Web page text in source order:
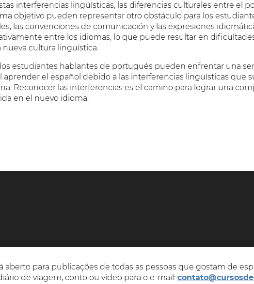
interferencias lingüísticas, las diferencias culturales entre el
objetivo pueden representar otro obstáculo para los
las convenciones de comunicación y las expresiones
entre los idiomas, lo que puede resultar en
nueva cultura lingüística.
estudiantes hablantes de portugués pueden enfrentar una
aprender el español debido a las interferencias lingüísticas que
Reconocer las interferencias es el camino para lograr una
en el nuevo idioma.
aberto para publicações de todas as pessoas que gostam de
de viagem, conto ou vídeo para o e-mail: